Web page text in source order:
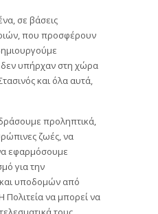
σε βάσεις
που προσφέρουν
υπήρχαν στη χώρα
και όλα αυτά,
προληπτικά,
ζωές, να
εφαρμόσουμε
για την
και υποδομών από
Πολιτεία να μπορεί να
τους